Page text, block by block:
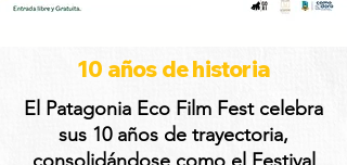
10 años de historia
El Patagonia Eco Film Fest celebra
sus 10 años de trayectoria,